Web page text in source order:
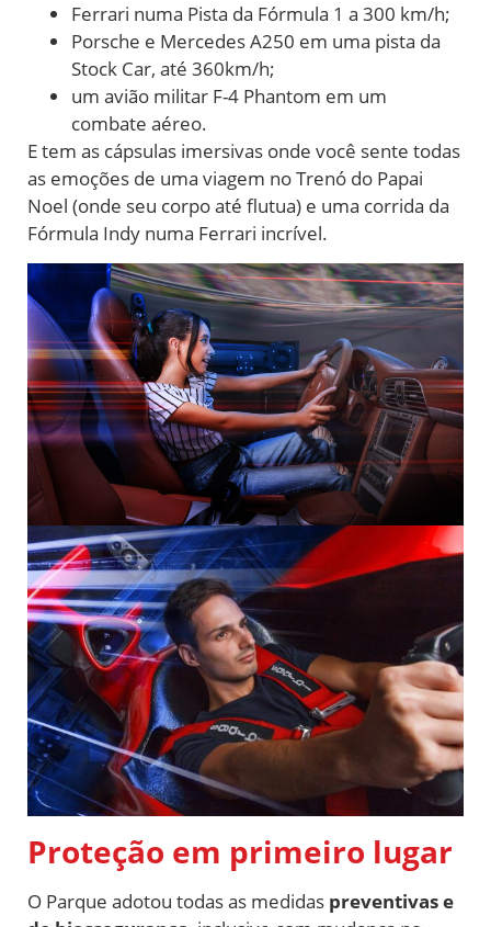
Ferrari numa Pista da Fórmula 1 a 300 km/h;
Porsche e Mercedes A250 em uma pista da
Stock Car, até 360km/h;
um avião militar F-4 Phantom em um
combate aéreo.
E tem as cápsulas imersivas onde você sente todas
as emoções de uma viagem no Trenó do Papai
Noel (onde seu corpo até flutua) e uma corrida da
Fórmula Indy numa Ferrari incrível.
Proteção em primeiro lugar
O Parque adotou todas as medidas preventivas e